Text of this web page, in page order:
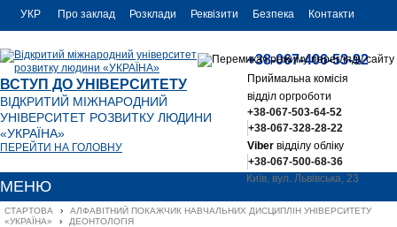
УКР
ENG
Про заклад Розклади Реквізити Безпека Контакти
ВСТУП ДО УНІВЕРСИТЕТУ
ВІДКРИТИЙ МІЖНАРОДНИЙ
УНІВЕРСИТЕТ РОЗВИТКУ ЛЮДИНИ
«УКРАЇНА»
ПЕРЕЙТИ НА ГОЛОВНУ
+38-067-406-53-92
Приймальна комісія
відділ оргроботи
+38-067-503-64-52
+38-067-328-28-22
Viberвідділу обліку
+38-067-500-68-36
Київ, вул. Львівська, 23
МЕНЮ
СТАРТОВА ›
АЛФАВІТНИЙ ПОКАЖЧИК НАВЧАЛЬНИХ ДИСЦИПЛІН УНІВЕРСИТЕТУ
«УКРАЇНА»
› ДЕОНТОЛОГІЯ